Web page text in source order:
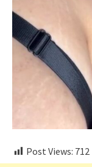
Post Views: 712